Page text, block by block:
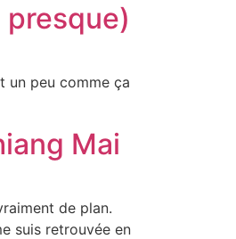
presque)
un peu comme ça
Mai
de plan.
suis retrouvée en